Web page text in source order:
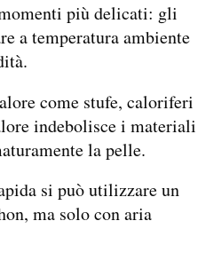
più delicati: gli
a temperatura ambiente
come stufe, caloriferi
indebolisce i materiali
la pelle.
si può utilizzare un
ma solo con aria